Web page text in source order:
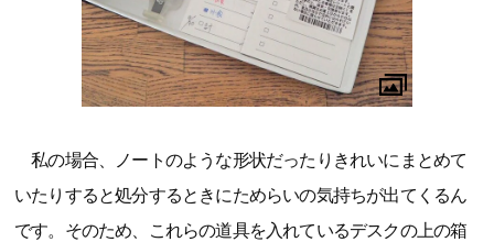
私の場合、ノートのような形状だったりきれいにまとめて
いたりすると処分するときにためらいの気持ちが出てくるん
です。そのため、これらの道具を入れているデスクの上の箱